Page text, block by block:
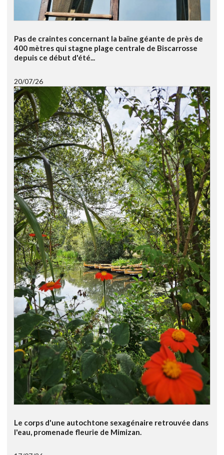
Pas de craintes concernant la baïne géante de près de
400 mètres qui stagne plage centrale de Biscarrosse
depuis ce début d'été...
20/07/26
Le corps d'une autochtone sexagénaire retrouvée dans
l'eau, promenade fleurie de Mimizan.